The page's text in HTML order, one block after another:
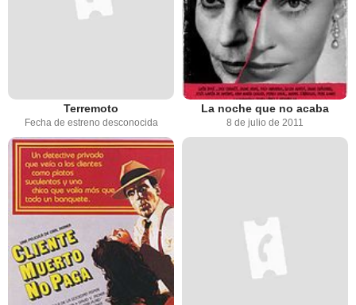
Terremoto
Fecha de estreno desconocida
La noche que no acaba
8 de julio de 2011